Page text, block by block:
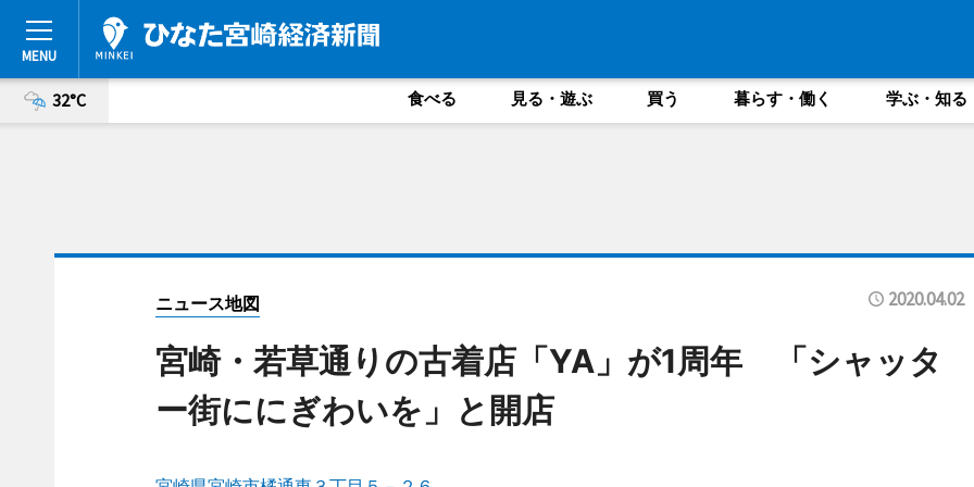
32°C 食べる 見る・遊ぶ 買う 暮らす・働く 学ぶ・知る
ニュース地図 2020.04.02
宮崎・若草通りの古着店「YA」が1周年 「シャッタ
ー街ににぎわいを」と開店